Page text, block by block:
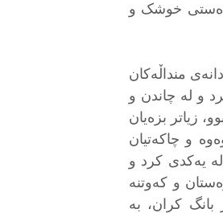
دەستی خوشک و
منداڵەکان
و لە چاندن و
زیاتر بزەیان
و چاکەتیان
له یەکدی کرد و
و کەوتنە
بانگ کران، بە